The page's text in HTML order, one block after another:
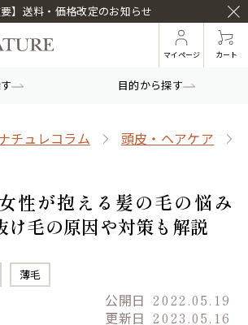
要】送料・価格改定のお知らせ
マイページ カート
目的から探す
チュレコラム 頭皮・ヘアケア
性が抱える髪の毛の悩み
け毛の原因や対策も解説
薄毛
公開日 2022.05.19
更新日 2023.05.16